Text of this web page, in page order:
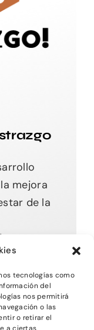
tecnologías como
del
nos permitirá
o las
o retirar el
mejora
de la
nuestras